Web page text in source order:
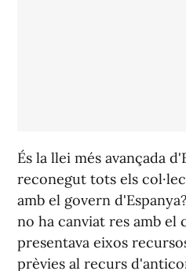
És la llei més avançada
reconegut tots els
amb el govern
no ha canviat res amb el
presentava eixos
prèvies al recurs